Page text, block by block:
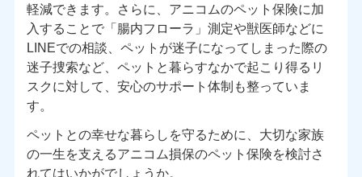
軽減できます。さらに、アニコムのペット保険に加
入することで「腸内フローラ」測定や獣医師などに
LINEでの相談、ペットが迷子になってしまった際の
迷子捜索など、ペットと暮らすなかで起こり得るリ
スクに対して、安心のサポート体制も整っていま
す。
ペットとの幸せな暮らしを守るために、大切な家族
の一生を支えるアニコム損保のペット保険を検討さ
れてはいかがでしょうか。